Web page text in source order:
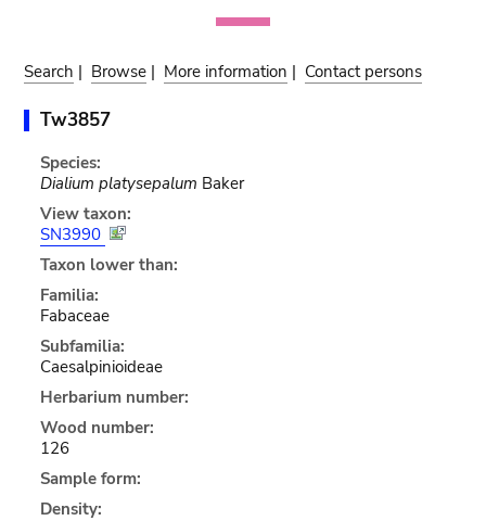
Search | Browse | More information | Contact persons
Tw3857
Species:
Dialium platysepalum Baker
View taxon:
SN3990
Taxon lower than:
Familia:
Fabaceae
Subfamilia:
Caesalpinioideae
Herbarium number:
Wood number:
126
Sample form:
Density: